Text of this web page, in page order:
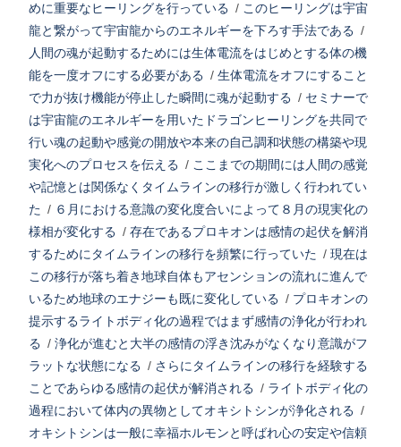
めに重要なヒーリングを行っている / このヒーリングは宇宙
龍と繋がって宇宙龍からのエネルギーを下ろす手法である /
人間の魂が起動するためには生体電流をはじめとする体の機
能を一度オフにする必要がある / 生体電流をオフにすること
で力が抜け機能が停止した瞬間に魂が起動する / セミナーで
は宇宙龍のエネルギーを用いたドラゴンヒーリングを共同で
行い魂の起動や感覚の開放や本来の自己調和状態の構築や現
実化へのプロセスを伝える / ここまでの期間には人間の感覚
や記憶とは関係なくタイムラインの移行が激しく行われてい
た / ６月における意識の変化度合いによって８月の現実化の
様相が変化する / 存在であるプロキオンは感情の起伏を解消
するためにタイムラインの移行を頻繁に行っていた / 現在は
この移行が落ち着き地球自体もアセンションの流れに進んで
いるため地球のエナジーも既に変化している / プロキオンの
提示するライトボディ化の過程ではまず感情の浄化が行われ
る / 浄化が進むと大半の感情の浮き沈みがなくなり意識がフ
ラットな状態になる / さらにタイムラインの移行を経験する
ことであらゆる感情の起伏が解消される / ライトボディ化の
過程において体内の異物としてオキシトシンが浄化される /
オキシトシンは一般に幸福ホルモンと呼ばれ心の安定や信頼